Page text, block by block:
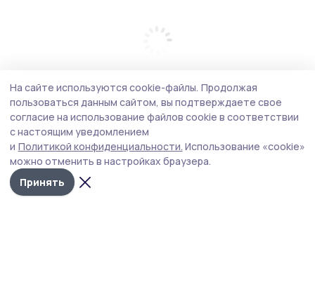
На сайте используются cookie-файлы. Продолжая
пользоваться данным сайтом, вы подтверждаете свое
согласие на использование файлов cookie в соответствии
с настоящим уведомлением
и Политикой конфиденциальности. Использование «cookie»
можно отменить в настройках браузера.
Принять